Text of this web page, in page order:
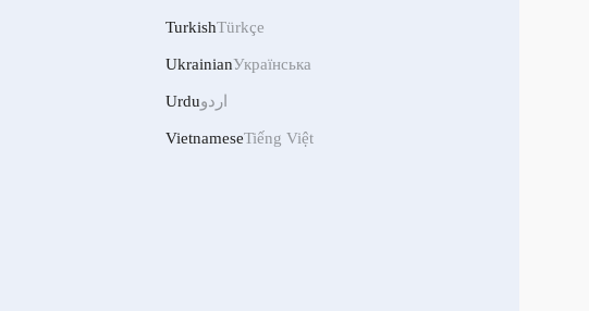
TurkishTürkçe
UkrainianУкраїнська
Urduاردو
VietnameseTiếng Việt